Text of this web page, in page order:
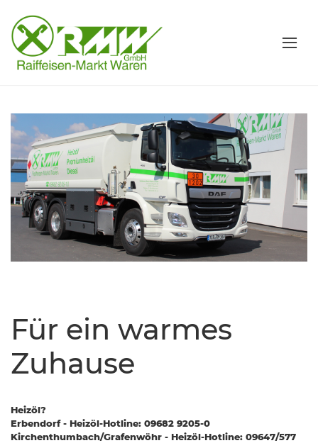
Für ein warmes
Zuhause
Heizöl?
Erbendorf - Heizöl-Hotline: 09682 9205-0
Kirchenthumbach/Grafenwöhr - Heizöl-Hotline: 09647/577